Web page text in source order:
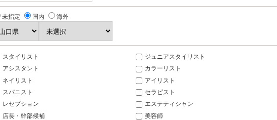
未指定 国内 海外
スタイリスト
ジュニアスタイリスト
アシスタント
カラーリスト
ネイリスト
アイリスト
スパニスト
セラピスト
レセプション
エステティシャン
店長・幹部候補
美容師